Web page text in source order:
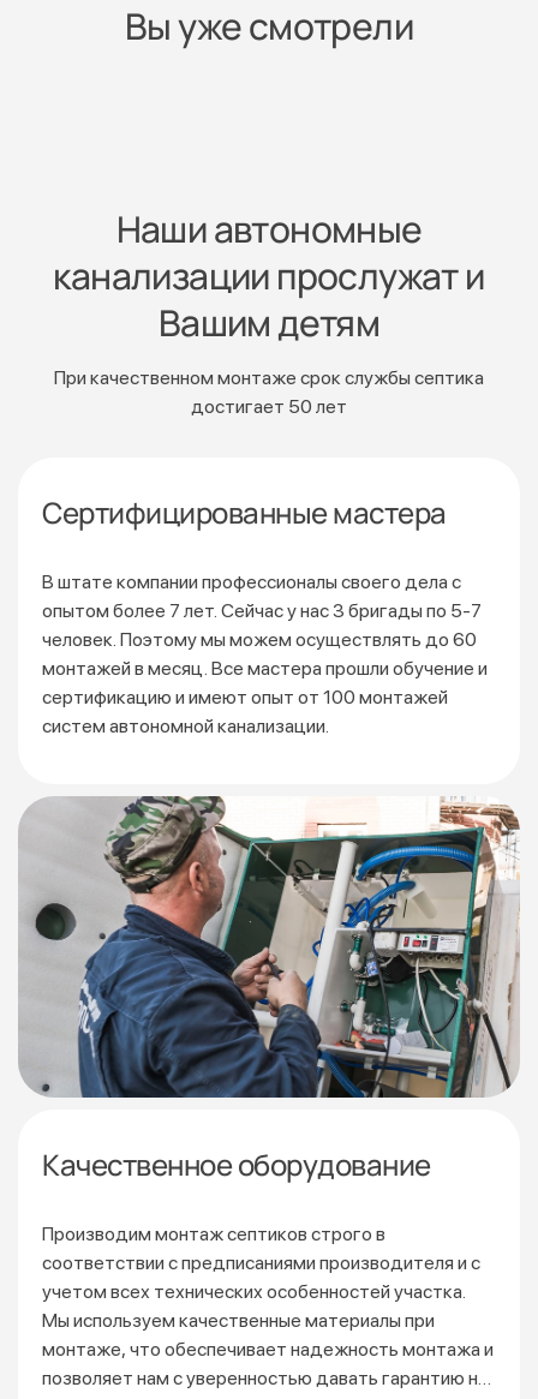
Вы уже смотрели
Наши автономные
канализации прослужат и
Вашим детям
При качественном монтаже срок службы септика
достигает 50 лет
Сертифицированные мастера
В штате компании профессионалы своего дела с
опытом более 7 лет. Сейчас у нас 3 бригады по 5-7
человек. Поэтому мы можем осуществлять до 60
монтажей в месяц. Все мастера прошли обучение и
сертификацию и имеют опыт от 100 монтажей
систем автономной канализации.
Качественное оборудование
Производим монтаж септиков строго в
соответствии с предписаниями производителя и с
учетом всех технических особенностей участка.
Мы используем качественные материалы при
монтаже, что обеспечивает надежность монтажа и
позволяет нам с уверенностью давать гарантию на